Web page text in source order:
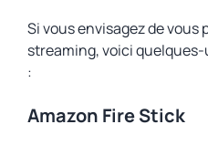
Si vous envisagez de vous
streaming, voici
:
Amazon Fire Stick